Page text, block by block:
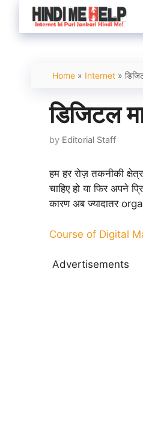
content
Home » Internet »
डिजिटल
by Editorial Staff
हम हर रोज़ तकनीकी
चाहिए हो या फिर
कारण अब ज्यादातर
Course of Digital
Advertisements